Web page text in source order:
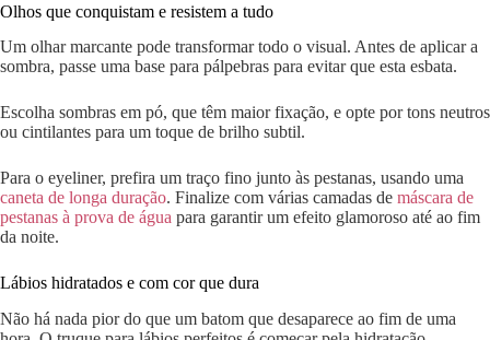
Olhos que conquistam e resistem a tudo
Um olhar marcante pode transformar todo o visual. Antes de aplicar a
sombra, passe uma base para pálpebras para evitar que esta esbata.
Escolha sombras em pó, que têm maior fixação, e opte por tons neutros
ou cintilantes para um toque de brilho subtil.
Para o eyeliner, prefira um traço fino junto às pestanas, usando uma
caneta de longa duração. Finalize com várias camadas de máscara de
pestanas à prova de água para garantir um efeito glamoroso até ao fim
da noite.
Lábios hidratados e com cor que dura
Não há nada pior do que um batom que desaparece ao fim de uma